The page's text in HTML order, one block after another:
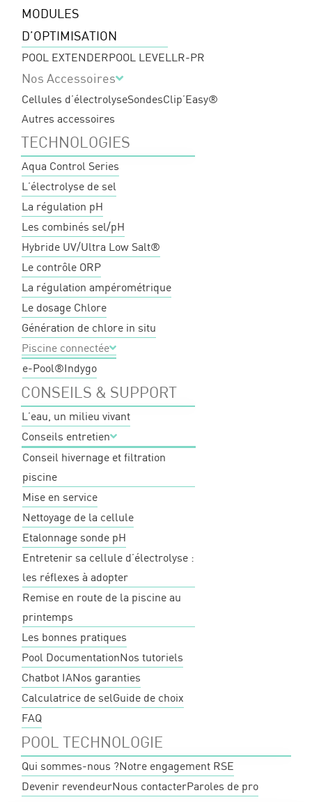
MODULES
D’OPTIMISATION
POOL EXTENDERPOOL LEVELLR-PR
Nos Accessoires
Cellules d’électrolyseSondesClip’Easy®
Autres accessoires
TECHNOLOGIES
Aqua Control Series
L’électrolyse de sel
La régulation pH
Les combinés sel/pH
Hybride UV/Ultra Low Salt®
Le contrôle ORP
La régulation ampérométrique
Le dosage Chlore
Génération de chlore in situ
Piscine connectée
e-Pool®Indygo
CONSEILS & SUPPORT
L’eau, un milieu vivant
Conseils entretien
Conseil hivernage et filtration
piscine
Mise en service
Nettoyage de la cellule
Etalonnage sonde pH
Entretenir sa cellule d’électrolyse :
les réflexes à adopter
Remise en route de la piscine au
printemps
Les bonnes pratiques
Pool DocumentationNos tutoriels
Chatbot IANos garanties
Calculatrice de selGuide de choix
FAQ
POOL TECHNOLOGIE
Qui sommes-nous ?Notre engagement RSE
Devenir revendeurNous contacterParoles de pro